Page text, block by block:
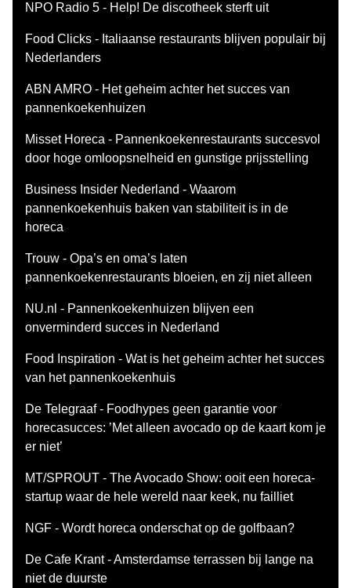
NPO Radio 5 - Help! De discotheek sterft uit
Food Clicks - Italiaanse restaurants blijven populair bij
Nederlanders
ABN AMRO - Het geheim achter het succes van
pannenkoekenhuizen
Misset Horeca - Pannenkoekenrestaurants succesvol
door hoge omloopsnelheid en gunstige prijsstelling
Business Insider Nederland - Waarom
pannenkoekenhuis baken van stabiliteit is in de
horeca
Trouw - Opa’s en oma’s laten
pannenkoekenrestaurants bloeien, en zij niet alleen
NU.nl - Pannenkoekenhuizen blijven een
onverminderd succes in Nederland
Food Inspiration - Wat is het geheim achter het succes
van het pannenkoekenhuis
De Telegraaf - Foodhypes geen garantie voor
horecasucces: ’Met alleen avocado op de kaart kom je
er niet’
MT/SPROUT - The Avocado Show: ooit een horeca-
startup waar de hele wereld naar keek, nu failliet
NGF - Wordt horeca onderschat op de golfbaan?
De Cafe Krant - Amsterdamse terrassen bij lange na
niet de duurste